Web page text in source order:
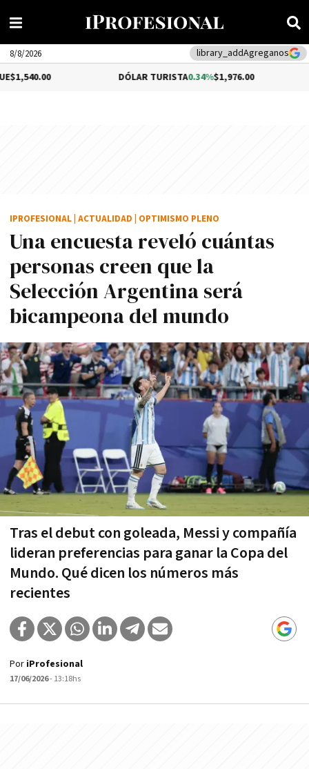
library_addAgreganos
8/8/2026
DÓLAR TURISTA0.34%$1,976.00
Una encuesta reveló cuántas
personas creen que la
Selección Argentina será
bicampeona del mundo
Tras el debut con goleada, Messi y compañía
lideran preferencias para ganar la Copa del
Mundo. Qué dicen los números más
recientes
IPROFESIONAL ACTUALIDAD OPTIMISMO PLENO
Por iProfesional
17/06/2026- 13:18hs